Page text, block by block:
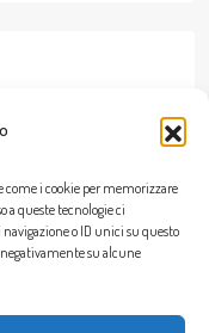
i cookie per memorizzare
a queste tecnologie ci
o ID unici su questo
su alcune
(16)